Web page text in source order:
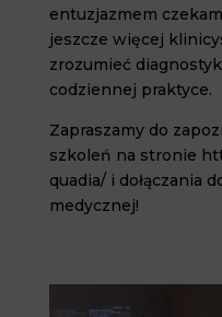
entuzjazmem
jeszcze więcej
zrozumieć
codziennej praktyce.
Zapraszamy do
szkoleń na stronie
quadia/ i dołączania
medycznej!